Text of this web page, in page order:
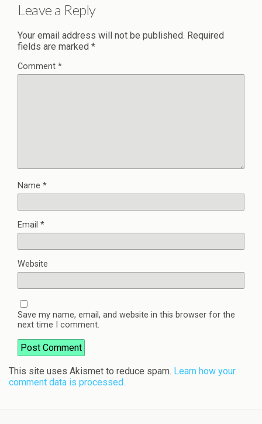
Leave a Reply
Your email address will not be published. Required
fields are marked *
Comment *
Name *
Email *
Website
Save my name, email, and website in this browser for the
next time I comment.
This site uses Akismet to reduce spam. Learn how your
comment data is processed.